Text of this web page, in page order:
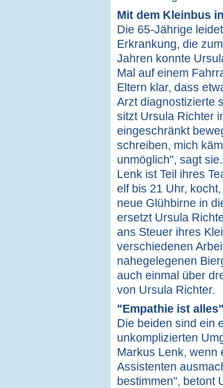
Mit dem Kleinbus
Die 65-Jährige
Erkrankung, die
Jahren konnte
Mal auf einem
Eltern klar, dass
Arzt diagnostizierte
sitzt Ursula Richter
eingeschränkt
schreiben, mich
unmöglich", sagt
Lenk ist Teil ihres
elf bis 21 Uhr,
neue Glühbirne in
ersetzt Ursula
ans Steuer ihres
verschiedenen
nahegelegenen
auch einmal über
von Ursula Richter.
"Empathie ist
Die beiden sind ein
unkomplizierten
Markus Lenk, wenn
Assistenten
bestimmen", betont